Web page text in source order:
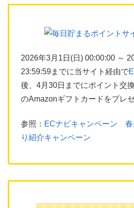
2026年3月1日(日) 00:00:00 ～
23:59:59までに当サイト経由で
後、4月30日までにポイント交
のAmazonギフトカードをプレゼ
参照： ECナビキャンペーン 春
り紹介キャンペーン